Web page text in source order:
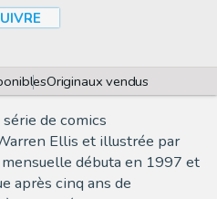
Originaux vendus
de comics
Ellis et illustrée par
débuta en 1997 et
après cinq ans de